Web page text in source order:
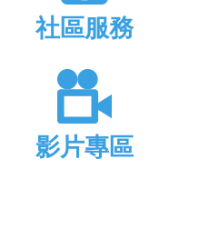
社區服務
影片專區